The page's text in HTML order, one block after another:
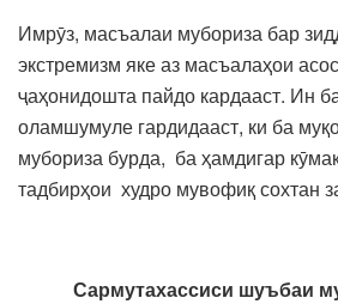
Имрӯз, масъалаи мубориза бар
экстремизм яке аз масъалаҳои
ҷаҳонидошта пайдо кардааст. Ин
оламшумуле гардидааст, ки ба
мубориза бурда, ба ҳамдигар
тадбирҳои худро мувофиқ сохтан
Сармутахассиси шуъбаи